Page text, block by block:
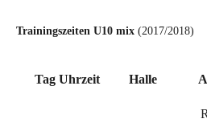
Trainingszeiten U10 mix (2017/2018)
Tag Uhrzeit Halle